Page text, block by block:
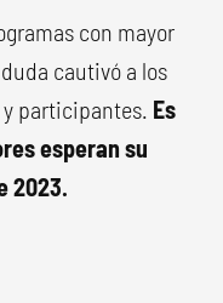
con mayor
cautivó a los
participantes. Es
esperan su
2023.